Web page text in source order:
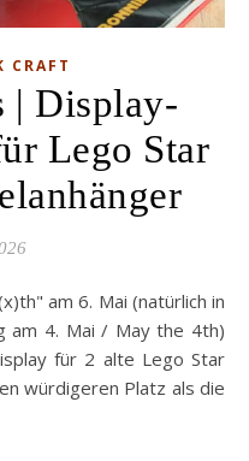
CRAFT
| Display-
Lego Star
am 4. Mai / May the 4th)
für 2 alte Lego Star
würdigeren Platz als die